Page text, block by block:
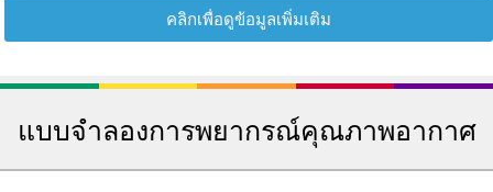
คลิกเพื่อดูข้อมูลเพิ่มเติม
แบบจำลองการพยากรณ์คุณภาพอากาศ